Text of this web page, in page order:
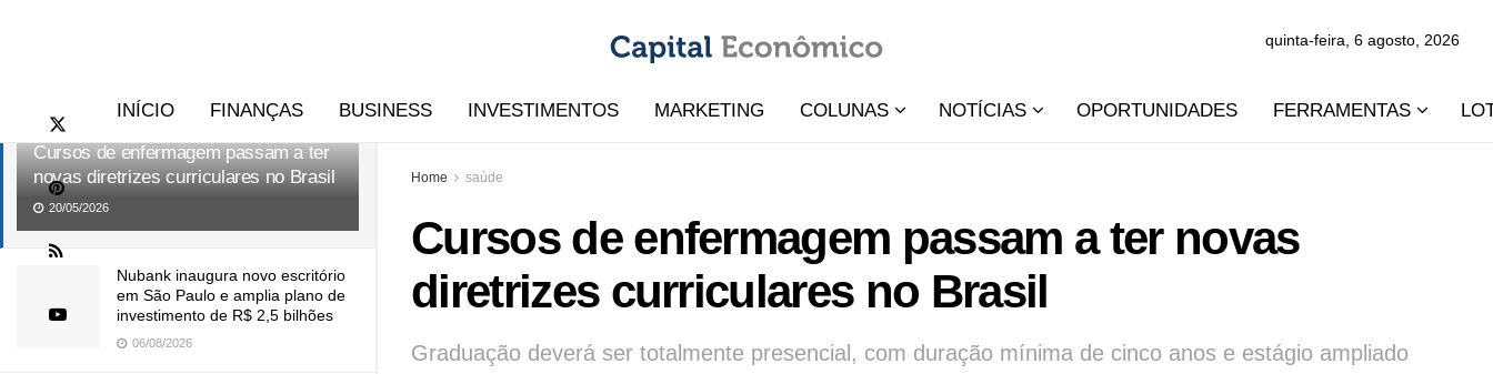
Cursos de enfermagem passam a ter
novas diretrizes curriculares no Brasil
20/05/2026
Nubank inaugura novo escritório
em São Paulo e amplia plano de
investimento de R$ 2,5 bilhões
06/08/2026
quinta-feira, 6 agosto, 2026
INÍCIO FINANÇAS BUSINESS INVESTIMENTOS MARKETING COLUNAS NOTÍCIAS OPORTUNIDADES FERRAMENTAS
Home saúde
Cursos de enfermagem passam a ter novas
diretrizes curriculares no Brasil
Graduação deverá ser totalmente presencial, com duração mínima de cinco anos e estágio ampliado